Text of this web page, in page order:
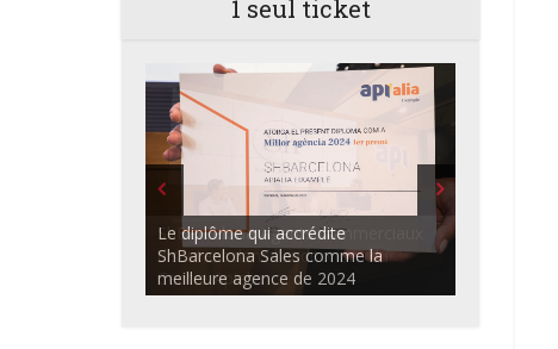
1 seul ticket
ShBarcelona Agents commerciaux
discutant dans l'auditorium du
Centre Apialia